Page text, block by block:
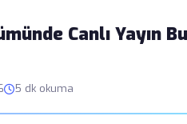
Canlı Yayın
5 dk okuma